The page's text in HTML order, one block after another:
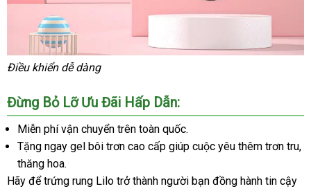
Điều khiển dễ dàng
Đừng Bỏ Lỡ Ưu Đãi Hấp Dẫn:
Miễn phí vận chuyển trên toàn quốc.
Tặng ngay gel bôi trơn cao cấp giúp cuộc yêu thêm trơn tru,
thăng hoa.
Hãy chính
để trứng rung Lilo trở thành người bạn đồng hành tin cậy